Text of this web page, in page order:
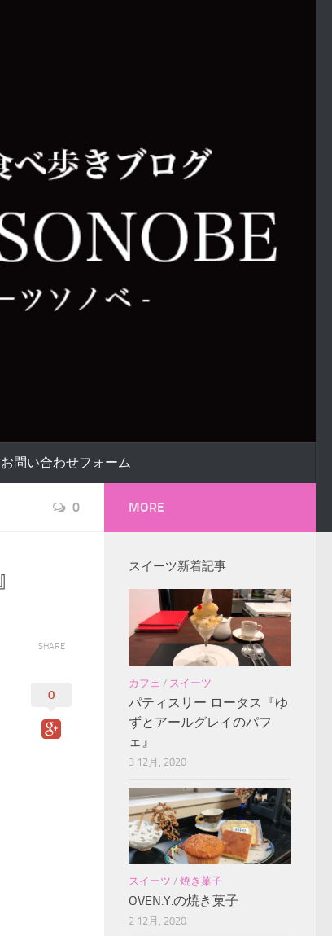
お問い合わせフォーム
0
SHARE
0
MORE
スイーツ新着記事
カフェ / スイーツ
パティスリー ロータス『ゆ
ずとアールグレイのパフ
ェ』
3 12月, 2020
スイーツ / 焼き菓子
OVEN.Y.の焼き菓子
2 12月, 2020